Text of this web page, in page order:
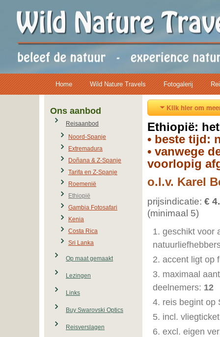
Home Wild Nature Travels Fotogalerij
Ons aanbod
Reisaanbod
Noord-Spanje
Extremadura
Doñana & Z-Spanje
Tarifa en Z-Spanje
Roemenië
Ethiopië
Gambia Fotosafari
Kenia
Costa Rica
Sri Lanka
Op maat gemaakt
Lezingen
Links
Buy Swarovski Optics
Reisverslagen
Klik hier om
Ethiopië:
• beste tijd:
• vanwege
voorlopig
o.l.v. Karel
prijsindicatie: €
(minimaal 5)
geschikt voor
accent ligt op
maximaal
deelnemers: 12
reis begint op
incl. vliegticket
excl. eigen